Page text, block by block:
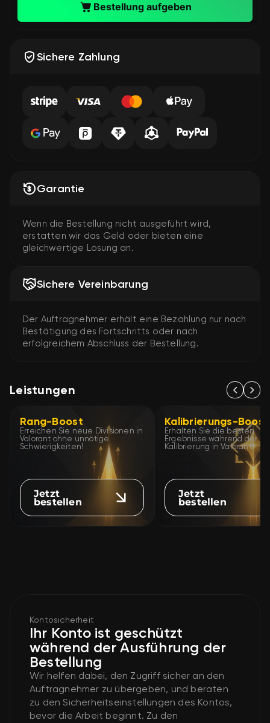
Bestellung aufgeben
Sichere Zahlung
Garantie
Wenn die Bestellung nicht ausgeführt wird,
erstatten wir das Geld oder bieten eine
gleichwertige Lösung an.
Sichere Vereinbarung
Der Auftragnehmer erhält eine Bezahlung nur nach
Bestätigung des Fortschritts oder nach
erfolgreichem Abschluss der Bestellung.
Leistungen
Rang-Boost
Erreichen Sie neue Divisionen in
Valorant ohne unnötige
Schwierigkeiten!
Jetzt
bestellen
Kalibrierungs-Boost
Erhalten Sie die besten
Ergebnisse während der
Kalibrierung in Valorant!
Jetzt
bestellen
Kontosicherheit
Ihr Konto ist geschützt
während der Ausführung der
Bestellung
Wir helfen dabei, den Zugriff sicher an den
Auftragnehmer zu übergeben, und beraten
zu den Sicherheitseinstellungen des Kontos,
bevor die Arbeit beginnt. Zu den